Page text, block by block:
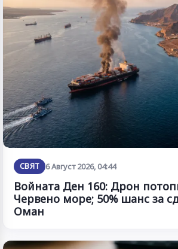
СВЯТ 6 Август 2026, 04:44
Войната Ден 160: Дрон
Червено море; 50% шанс за
Оман